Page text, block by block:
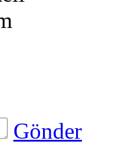
Gönder